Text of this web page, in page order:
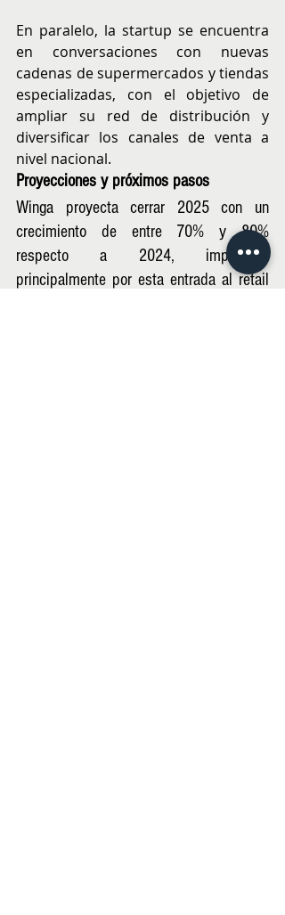
En paralelo, la startup se encuentra
en conversaciones con nuevas
cadenas de supermercados y tiendas
especializadas, con el objetivo de
ampliar su red de distribución y
diversificar los canales de venta a
nivel nacional.
Proyecciones y próximos pasos
Winga proyecta cerrar 2025 con un
crecimiento de entre 70% y 80%
respecto a 2024, impulsado
principalmente por esta entrada al retail